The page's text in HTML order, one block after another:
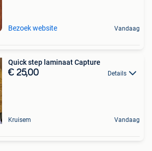
Bezoek website Vandaag
Quick step laminaat Capture
€ 25,00 Details
Kruisem Vandaag